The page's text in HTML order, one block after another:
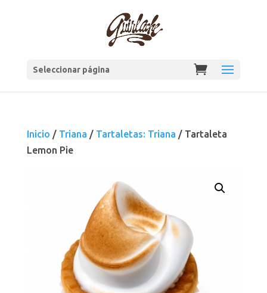
Seleccionar página
Inicio / Triana / Tartaletas: Triana / Tartaleta
Lemon Pie